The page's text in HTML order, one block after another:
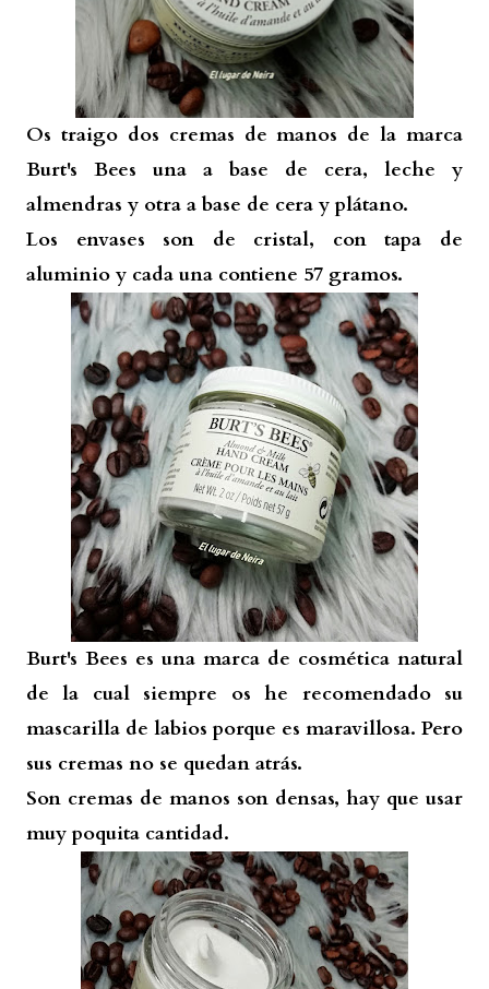
Os traigo dos cremas de manos de la marca
Burt's Bees una a base de cera, leche y
almendras y otra a base de cera y plátano.
Los envases son de cristal, con tapa de
aluminio y cada una contiene 57 gramos.
Burt's Bees es una marca de cosmética natural
de la cual siempre os he recomendado su
mascarilla de labios porque es maravillosa. Pero
sus cremas no se quedan atrás.
Son cremas de manos son densas, hay que usar
muy poquita cantidad.